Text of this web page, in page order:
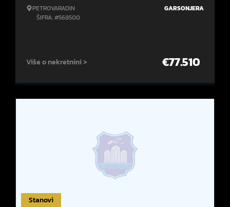
PETROVARADIN
ŠIFRA: #568500
GARSONJERA
Više o nekretnini > €77.510
Stanovi